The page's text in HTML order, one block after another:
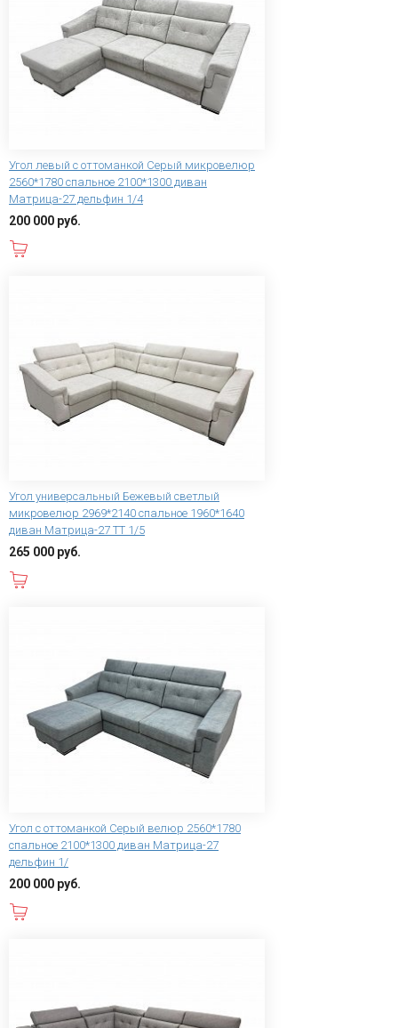
Угол левый с оттоманкой Серый микровелюр
2560*1780 спальное 2100*1300 диван
Матрица-27 дельфин 1/4
200 000 руб.
Угол универсальный Бежевый светлый
микровелюр 2969*2140 спальное 1960*1640
диван Матрица-27 ТТ 1/5
265 000 руб.
Угол с оттоманкой Серый велюр 2560*1780
спальное 2100*1300 диван Матрица-27
дельфин 1/
200 000 руб.